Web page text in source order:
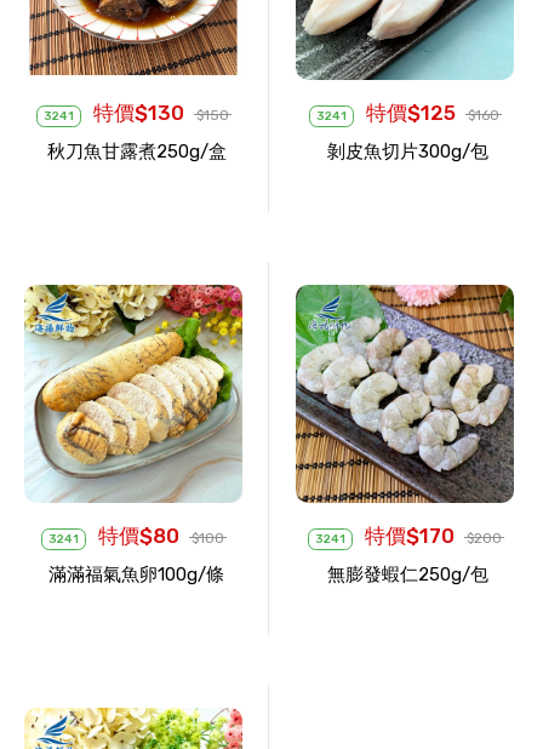
3241 特價$130 $150
秋刀魚甘露煮250g/盒
3241 特價$125 $160
剝皮魚切片300g/包
3241 特價$80 $100
滿滿福氣魚卵100g/條
3241 特價$170 $200
無膨發蝦仁250g/包